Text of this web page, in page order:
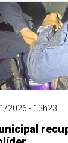
2026 - 13h23